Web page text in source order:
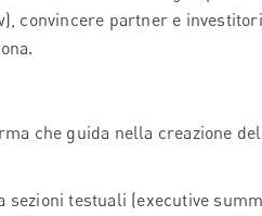
convincere partner e
che guida nella creazione
sezioni testuali (executive